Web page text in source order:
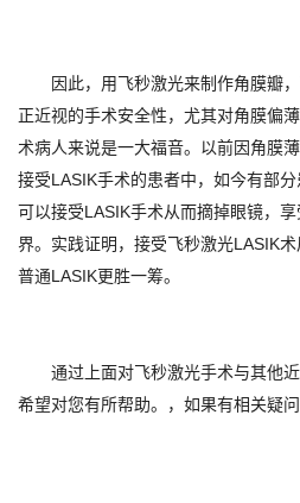
因此，用飞秒激光来制作角膜瓣，
正近视的手术安全性，尤其对角膜偏
术病人来说是一大福音。以前因角膜
接受LASIK手术的患者中，如今有部
可以接受LASIK手术从而摘掉眼镜，
界。实践证明，接受飞秒激光LASIK
普通LASIK更胜一筹。
通过上面对飞秒激光手术与其他近
希望对您有所帮助。，如果有相关疑